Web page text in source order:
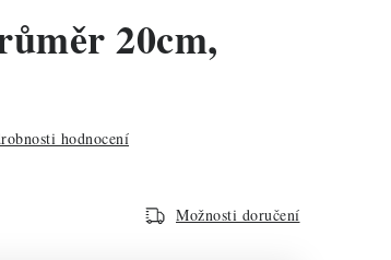
20cm,
hodnocení
Možnosti doručení